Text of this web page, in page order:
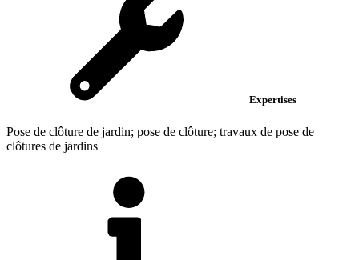
Expertises
Pose de clôture de jardin; pose de clôture; travaux de pose de
clôtures de jardins